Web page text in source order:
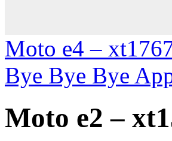
Moto e4 –
Bye Bye Bye
Moto e2 –